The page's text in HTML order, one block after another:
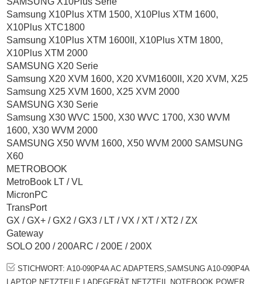
Samsung X10Plus XTM 1500, X10Plus XTM 1600,
X10Plus XTC1800
Samsung X10Plus XTM 1600II, X10Plus XTM 1800,
X10Plus XTM 2000
SAMSUNG X20 Serie
Samsung X20 XVM 1600, X20 XVM1600II, X20 XVM, X25
Samsung X25 XVM 1600, X25 XVM 2000
SAMSUNG X30 Serie
Samsung X30 WVC 1500, X30 WVC 1700, X30 WVM
1600, X30 WVM 2000
SAMSUNG X50 WVM 1600, X50 WVM 2000 SAMSUNG
X60
METROBOOK
MetroBook LT / VL
MicronPC
TransPort
GX / GX+ / GX2 / GX3 / LT / VX / XT / XT2 / ZX
Gateway
SOLO 200 / 200ARC / 200E / 200X
STICHWORT: A10-090P4A AC ADAPTERS,SAMSUNG A10-090P4A
LAPTOP NETZTEILE,LADEGERÄT NETZTEIL,NOTEBOOK POWER